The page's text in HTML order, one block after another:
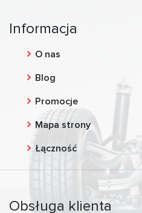
Informacja
O nas
Blog
Promocje
Mapa strony
Łączność
Obsługa klienta